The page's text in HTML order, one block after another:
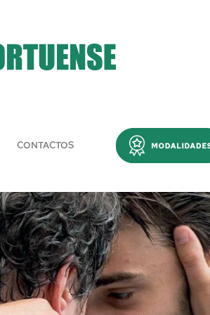
CONTACTOS Menu